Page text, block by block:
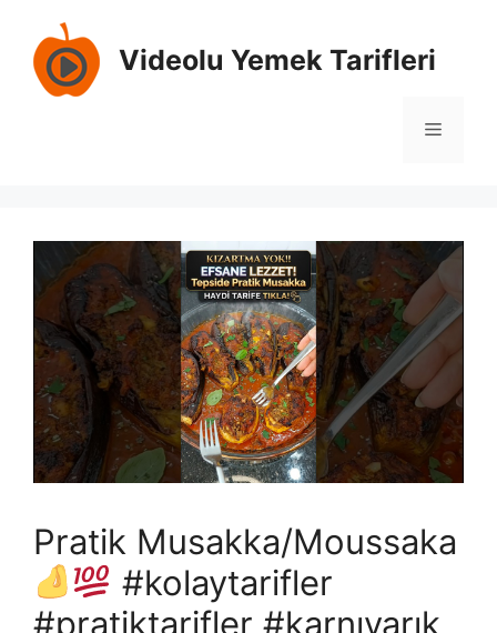
Videolu Yemek Tarifleri
Menü
Pratik Musakka/Moussaka
#kolaytarifler
#pratiktarifler #karnıyarık